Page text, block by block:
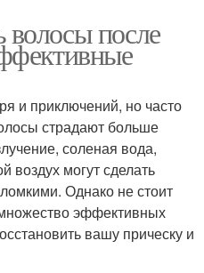
волосы после
и приключений, но часто
страдают больше
соленая вода,
воздух могут сделать
Однако не стоит
эффективных
вашу прическу и